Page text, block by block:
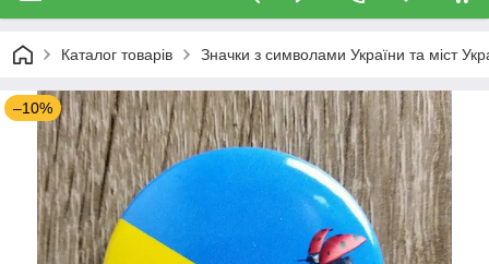
Каталог товарів Значки з символами України та міст
–10%